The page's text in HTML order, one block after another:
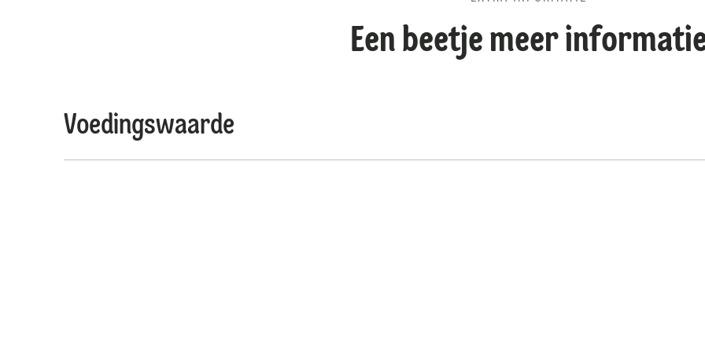
Een beetje meer
Voedingswaarde